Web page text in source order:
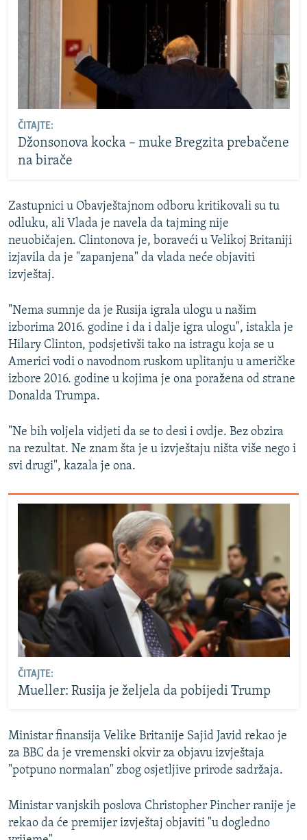
ČITAJTE:
Džonsonova kocka – muke Bregzita prebačene
na birače
Zastupnici u Obavještajnom odboru kritikovali su tu
odluku, ali Vlada je navela da tajming nije
neuobičajen. Clintonova je, boraveći u Velikoj Britaniji
izjavila da je "zapanjena" da vlada neće objaviti
izvještaj.
"Nema sumnje da je Rusija igrala ulogu u našim
izborima 2016. godine i da i dalje igra ulogu", istakla je
Hilary Clinton, podsjetivši tako na istragu koja se u
Americi vodi o navodnom ruskom uplitanju u američke
izbore 2016. godine u kojima je ona poražena od strane
Donalda Trumpa.
"Ne bih voljela vidjeti da se to desi i ovdje. Bez obzira
na rezultat. Ne znam šta je u izvještaju ništa više nego i
svi drugi", kazala je ona.
ČITAJTE:
Mueller: Rusija je željela da pobijedi Trump
Ministar finansija Velike Britanije Sajid Javid rekao je
za BBC da je vremenski okvir za objavu izvještaja
"potpuno normalan" zbog osjetljive prirode sadržaja.
Ministar vanjskih poslova Christopher Pincher ranije je
rekao da će premijer izvještaj objaviti "u dogledno